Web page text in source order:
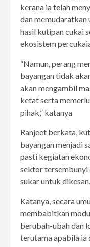
kerana ia telah
dan memudaratkan
hasil kutipan cukai
ekosistem
“Namun, perang
bayangan tidak
akan mengambil
ketat serta
pihak,” katanya
Ranjeet berkata,
bayangan menjadi
pasti kegiatan
sektor tersembunyi
sukar untuk dikesan.
Katanya, secara
membabitkan
berubah-ubah dan
terutama apabila ia